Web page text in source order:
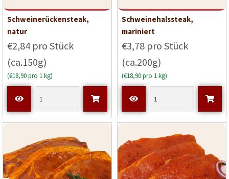
Schweinerückensteak,
natur
€2,84 pro Stück
(ca.150g)
(€18,90 pro 1 kg)
Schweinehalssteak,
mariniert
€3,78 pro Stück
(ca.200g)
(€18,90 pro 1 kg)